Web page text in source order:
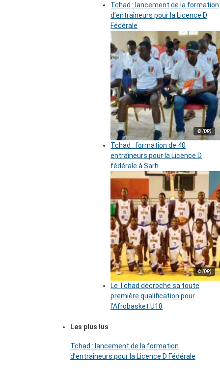
Tchad : lancement de la formation
d’entraîneurs pour la Licence D
Fédérale
© (DR)
Tchad : formation de 40
entraîneurs pour la Licence D
fédérale à Sarh
© (DR)
Le Tchad décroche sa toute
première qualification pour
l’Afrobasket U18
Les plus lus
Tchad : lancement de la formation
d’entraîneurs pour la Licence D Fédérale